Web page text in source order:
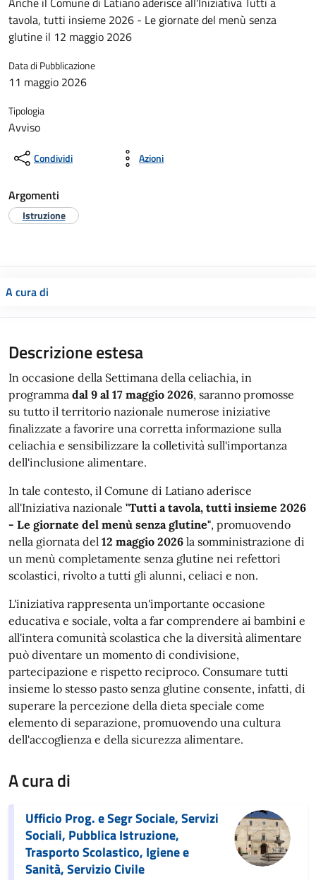
tavola, tutti insieme 2026 - Le giornate del menù senza
glutine il 12 maggio 2026
Data di Pubblicazione
11 maggio 2026
Tipologia
Avviso
Condividi Azioni
Argomenti
Istruzione
A cura di
Descrizione estesa
In occasione della Settimana della celiachia, in
programma dal 9 al 17 maggio 2026, saranno promosse
su tutto il territorio nazionale numerose iniziative
finalizzate a favorire una corretta informazione sulla
celiachia e sensibilizzare la colletività sull'importanza
dell'inclusione alimentare.
In tale contesto, il Comune di Latiano aderisce
all'Iniziativa nazionale "Tutti a tavola, tutti insieme 2026
- Le giornate del menù senza glutine", promuovendo
nella giornata del 12 maggio 2026 la somministrazione di
un menù completamente senza glutine nei refettori
scolastici, rivolto a tutti gli alunni, celiaci e non.
L'iniziativa rappresenta un'importante occasione
educativa e sociale, volta a far comprendere ai bambini e
all'intera comunità scolastica che la diversità alimentare
può diventare un momento di condivisione,
partecipazione e rispetto reciproco. Consumare tutti
insieme lo stesso pasto senza glutine consente, infatti, di
superare la percezione della dieta speciale come
elemento di separazione, promuovendo una cultura
dell'accoglienza e della sicurezza alimentare.
A cura di
Ufficio Prog. e Segr Sociale, Servizi
Sociali, Pubblica Istruzione,
Trasporto Scolastico, Igiene e
Sanità, Servizio Civile